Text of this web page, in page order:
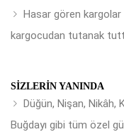
Hasar gören
kargocudan tutanak
SIZLERIN YANINDA
Düğün, Nişan, Nikâh,
Buğdayı gibi tüm özel